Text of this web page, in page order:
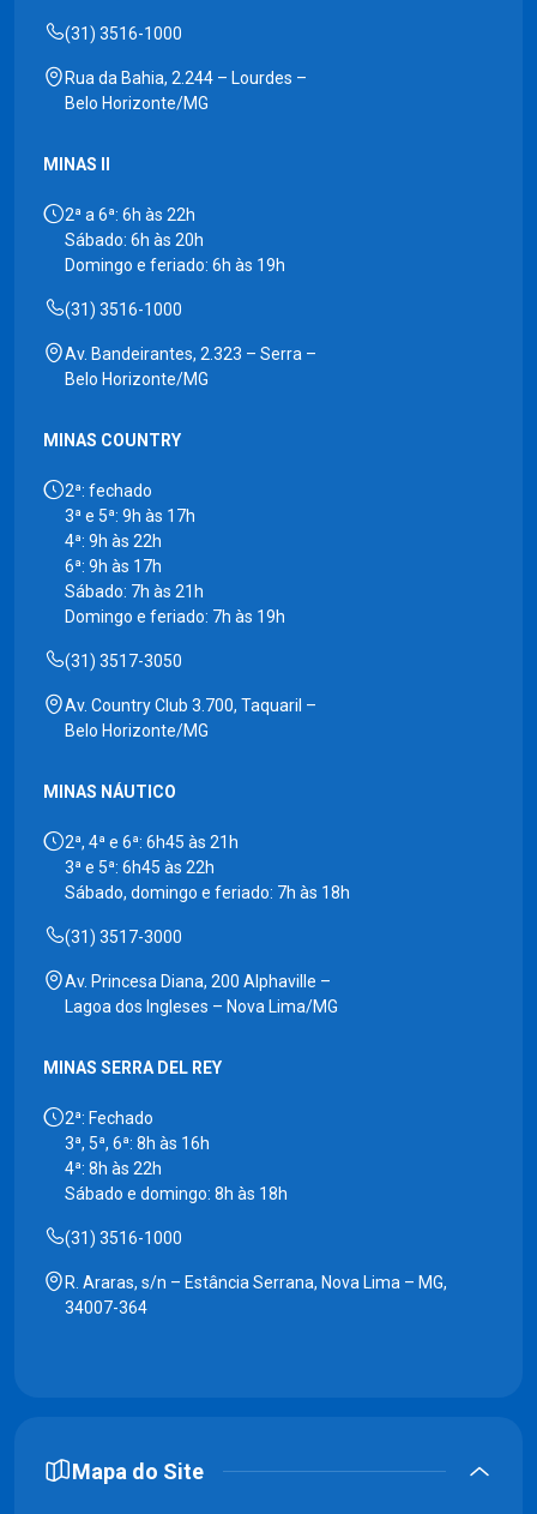
(31) 3516-1000
Rua da Bahia, 2.244 – Lourdes –
Belo Horizonte/MG
MINAS II
2ª a 6ª: 6h às 22h
Sábado: 6h às 20h
Domingo e feriado: 6h às 19h
(31) 3516-1000
Av. Bandeirantes, 2.323 – Serra –
Belo Horizonte/MG
MINAS COUNTRY
2ª: fechado
3ª e 5ª: 9h às 17h
4ª: 9h às 22h
6ª: 9h às 17h
Sábado: 7h às 21h
Domingo e feriado: 7h às 19h
(31) 3517-3050
Av. Country Club 3.700, Taquaril –
Belo Horizonte/MG
MINAS NÁUTICO
2ª, 4ª e 6ª: 6h45 às 21h
3ª e 5ª: 6h45 às 22h
Sábado, domingo e feriado: 7h às 18h
(31) 3517-3000
Av. Princesa Diana, 200 Alphaville –
Lagoa dos Ingleses – Nova Lima/MG
MINAS SERRA DEL REY
2ª: Fechado
3ª, 5ª, 6ª: 8h às 16h
4ª: 8h às 22h
Sábado e domingo: 8h às 18h
(31) 3516-1000
R. Araras, s/n – Estância Serrana, Nova Lima – MG,
34007-364
Mapa do Site